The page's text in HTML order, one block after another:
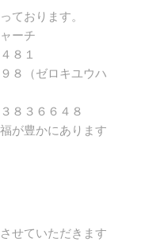
ております。
ーチ
８１
８（ゼロキユウハ
８３６６４８
が豊かにあります
せていただきます